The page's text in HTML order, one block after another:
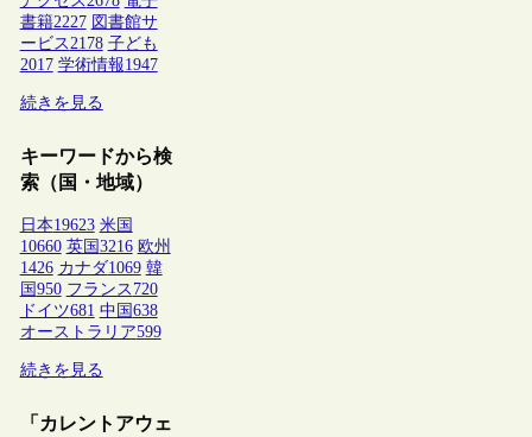
書籍2227 図書館サ
ービス 2178 子ども
2017 学術情報1947
続きを見る
キーワードから検
索（国・地域）
日本19623 米国
10660 英国 3216 欧州
1426 カナダ1069 韓
国 950 フランス 720
ドイツ681 中国 638
オーストラリア599
続きを見る
「カレントアウェ